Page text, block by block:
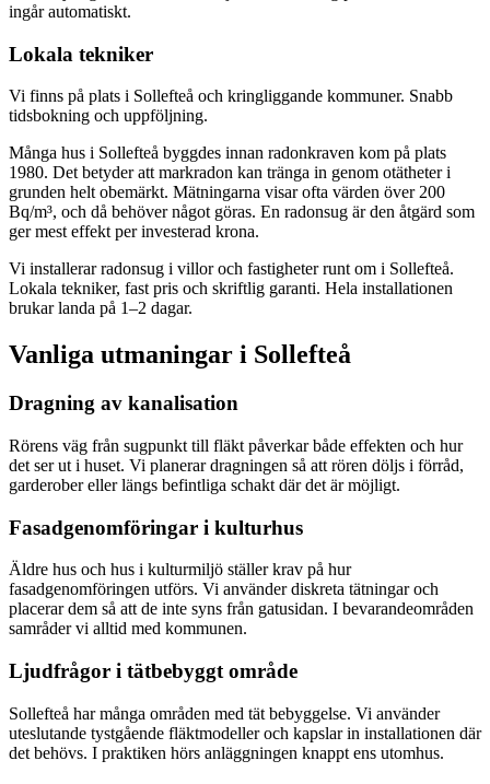
ingår automatiskt.
Lokala tekniker
Vi finns på plats i Sollefteå och kringliggande kommuner. Snabb
tidsbokning och uppföljning.
Många hus i Sollefteå byggdes innan radonkraven kom på plats
1980. Det betyder att markradon kan tränga in genom otätheter i
grunden helt obemärkt. Mätningarna visar ofta värden över 200
Bq/m³, och då behöver något göras. En radonsug är den åtgärd som
ger mest effekt per investerad krona.
Vi installerar radonsug i villor och fastigheter runt om i Sollefteå.
Lokala tekniker, fast pris och skriftlig garanti. Hela installationen
brukar landa på 1–2 dagar.
Vanliga utmaningar i Sollefteå
Dragning av kanalisation
Rörens väg från sugpunkt till fläkt påverkar både effekten och hur
det ser ut i huset. Vi planerar dragningen så att rören döljs i förråd,
garderober eller längs befintliga schakt där det är möjligt.
Fasadgenomföringar i kulturhus
Äldre hus och hus i kulturmiljö ställer krav på hur
fasadgenomföringen utförs. Vi använder diskreta tätningar och
placerar dem så att de inte syns från gatusidan. I bevarandeområden
samråder vi alltid med kommunen.
Ljudfrågor i tätbebyggt område
Sollefteå har många områden med tät bebyggelse. Vi använder
uteslutande tystgående fläktmodeller och kapslar in installationen där
det behövs. I praktiken hörs anläggningen knappt ens utomhus.